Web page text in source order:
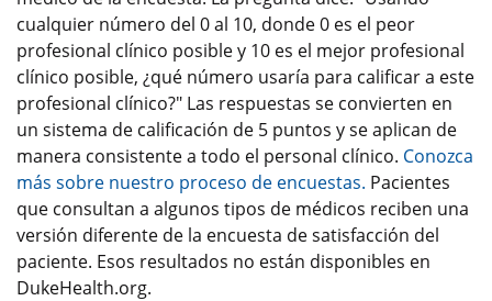
cualquier número del 0 al 10, donde 0 es el peor
profesional clínico posible y 10 es el mejor profesional
clínico posible, ¿qué número usaría para calificar a este
profesional clínico?" Las respuestas se convierten en
un sistema de calificación de 5 puntos y se aplican de
manera consistente a todo el personal clínico. Conozca
más sobre nuestro proceso de encuestas. Pacientes
que consultan a algunos tipos de médicos reciben una
versión diferente de la encuesta de satisfacción del
paciente. Esos resultados no están disponibles en
DukeHealth.org.